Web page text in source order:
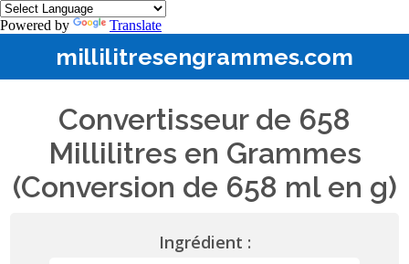
Powered by Translate
millilitresengrammes.com
Convertisseur de 658
Millilitres en Grammes
(Conversion de 658 ml en g)
Ingrédient :